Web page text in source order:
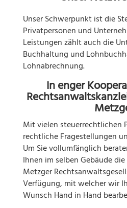
Unser Schwerpunkt ist die
Privatpersonen und
Leistungen zählt auch die
Buchhaltung und
Lohnabrechnung.
In enger
Mit vielen steuerrechtlichen
rechtliche Fragestellungen
Um Sie vollumfänglich
Ihnen im selben Gebäude
Metzger
Verfügung, mit welcher wir
Wunsch Hand in Hand